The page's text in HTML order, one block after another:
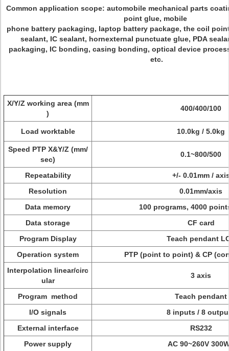
Common application scope: automobile mechanical parts
point glue, mobile
phone battery packaging, laptop battery package, the coil
sealant, IC sealant, hornexternal punctuate glue, PDA
packaging, IC bonding, casing bonding, optical device
etc.
X/Y/Z working area (mm
)
400/400/100
Load worktable 10.0kg / 5.0kg
Speed PTP X&Y/Z (mm/
sec)
0.1~800/500
Repeatability
+/- 0.01mm /
Resolution
0.01mm/axis
Data memory
100 programs, 4000
Data storage
CF card
Program Display
Teach pendant
Operation system
PTP (point to point) & CP
Interpolation linear/circ
ular
3 axis
Program method
Teach pendant
I/O signals
8 inputs / 8
External interface
RS232
Power supply
AC 90~260V